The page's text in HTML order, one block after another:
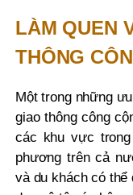
LÀM QUEN
THÔNG
Một trong những
giao thông công
các khu vực
phương trên cả
và du khách có thể